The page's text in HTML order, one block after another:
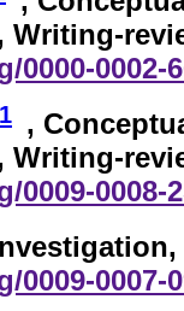
Writing-
0002-
1 ,
Writing-
0008-
0007-